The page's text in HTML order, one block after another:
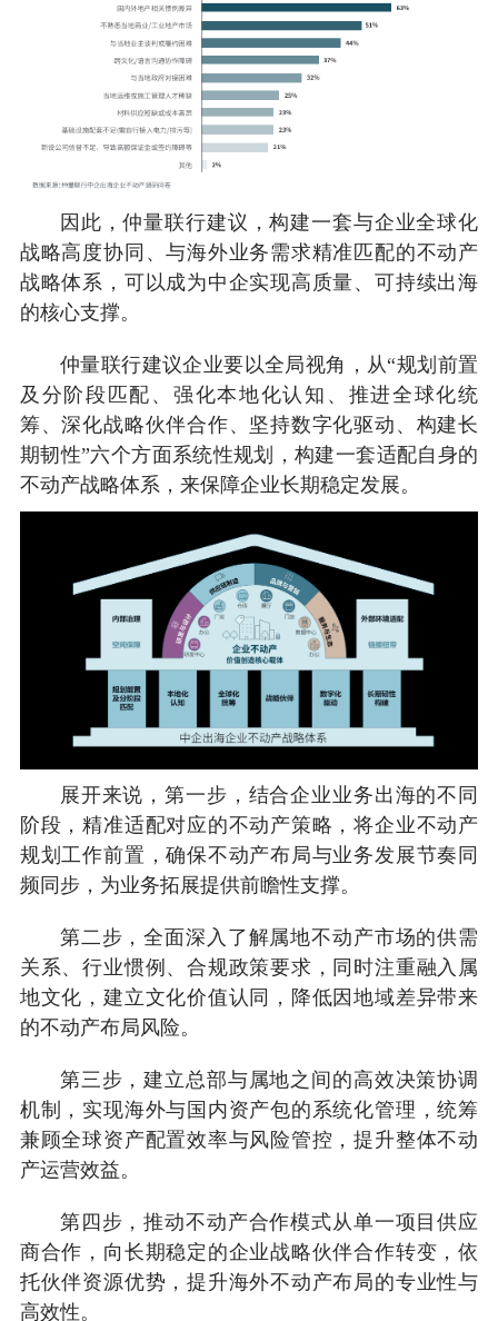
因此，仲量联行建议，构建一套与企业全球化
战略高度协同、与海外业务需求精准匹配的不动产
战略体系，可以成为中企实现高质量、可持续出海
的核心支撑。
仲量联行建议企业要以全局视角，从“规划前置
及分阶段匹配、强化本地化认知、推进全球化统
筹、深化战略伙伴合作、坚持数字化驱动、构建长
期韧性”六个方面系统性规划，构建一套适配自身的
不动产战略体系，来保障企业长期稳定发展。
展开来说，第一步，结合企业业务出海的不同
阶段，精准适配对应的不动产策略，将企业不动产
规划工作前置，确保不动产布局与业务发展节奏同
频同步，为业务拓展提供前瞻性支撑。
第二步，全面深入了解属地不动产市场的供需
关系、行业惯例、合规政策要求，同时注重融入属
地文化，建立文化价值认同，降低因地域差异带来
的不动产布局风险。
第三步，建立总部与属地之间的高效决策协调
机制，实现海外与国内资产包的系统化管理，统筹
兼顾全球资产配置效率与风险管控，提升整体不动
产运营效益。
第四步，推动不动产合作模式从单一项目供应
商合作，向长期稳定的企业战略伙伴合作转变，依
托伙伴资源优势，提升海外不动产布局的专业性与
高效性。